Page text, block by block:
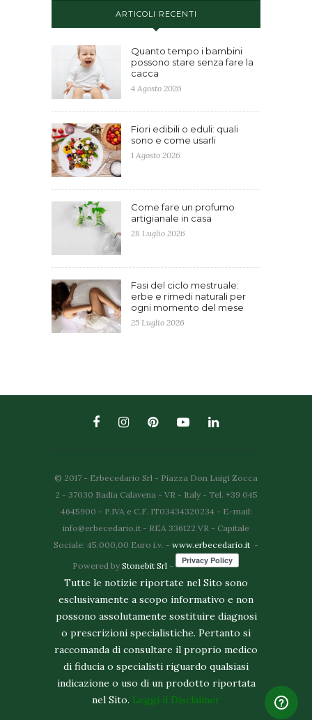
ARTICOLI RECENTI
Quanto tempo i bambini
possono stare senza fare la
cacca
4 Agosto 2026
Fiori edibili o eduli: quali
sono e come usarli
1 Agosto 2026
Come fare un profumo
artigianale in casa
28 Luglio 2026
Fasi del ciclo mestruale:
erbe e rimedi naturali per
ogni momento del mese
25 Luglio 2026
© 2017 - Erbecedario Srl - Piazza Don Luigi Zocca
2 - 37030 Badia Calavena - VR - Italy - Tel. +39 045
4645900 - P.IVA e C.F. IT03434320234 - E-mail:
info@erbecedario.it - REA 336122 VR - Capitale
Sociale: 45.000,00 Euro i.v. - www.erbecedario.it -
Powered by Stonebit Srl -
Tutte le notizie riportate nel Sito sono
esclusivamente a scopo informativo e non
possono assolutamente sostituire diagnosi
o prescrizioni specialistiche. Pertanto si
raccomanda di consultare il proprio medico
di fiducia o specialisti riguardo qualsiasi
indicazione o uso di un prodotto riportata
nel Sito. Leggi il Disclaimer